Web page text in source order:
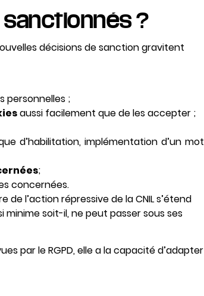
?
décisions de sanction gravitent
personnelles ;
aussi facilement que de les accepter ;
d’habilitation, implémentation d’un mot
;
concernées.
l’action répressive de la CNIL s’étend
soit-il, ne peut passer sous ses
par le RGPD, elle a la capacité d’adapter